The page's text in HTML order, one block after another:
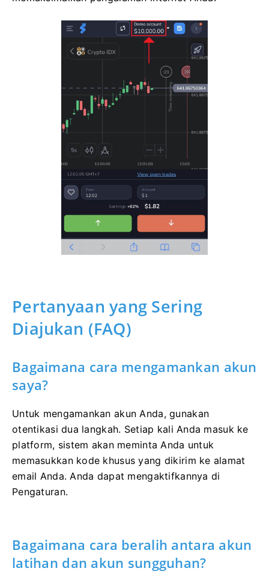
Pertanyaan yang Sering
Diajukan (FAQ)
Bagaimana cara mengamankan akun
saya?
Untuk mengamankan akun Anda, gunakan
otentikasi dua langkah. Setiap kali Anda masuk ke
platform, sistem akan meminta Anda untuk
memasukkan kode khusus yang dikirim ke alamat
email Anda. Anda dapat mengaktifkannya di
Pengaturan.
Bagaimana cara beralih antara akun
latihan dan akun sungguhan?